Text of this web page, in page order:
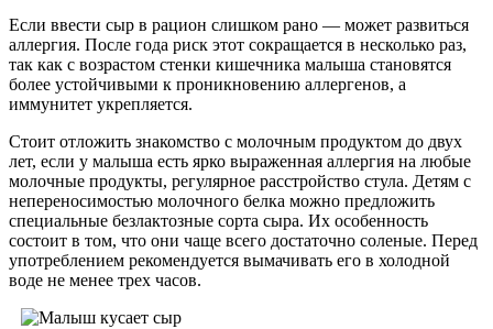
Если ввести сыр в рацион слишком рано — может развиться
аллергия. После года риск этот сокращается в несколько раз,
так как с возрастом стенки кишечника малыша становятся
более устойчивыми к проникновению аллергенов, а
иммунитет укрепляется.
Стоит отложить знакомство с молочным продуктом до двух
лет, если у малыша есть ярко выраженная аллергия на любые
молочные продукты, регулярное расстройство стула. Детям с
непереносимостью молочного белка можно предложить
специальные безлактозные сорта сыра. Их особенность
состоит в том, что они чаще всего достаточно соленые. Перед
употреблением рекомендуется вымачивать его в холодной
воде не менее трех часов.